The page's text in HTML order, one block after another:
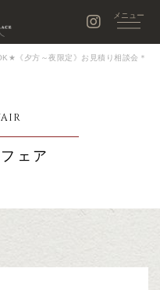
《夕方～夜限定》お見積り相談会＊
ェア